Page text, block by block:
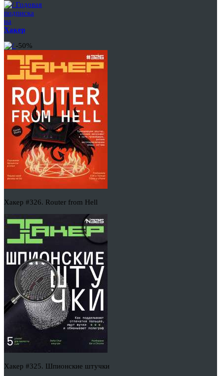
Годовая
подписка
на
Хакер
-50%
Хакер #326. Router from Hell
Хакер #325. Шпионские штучки